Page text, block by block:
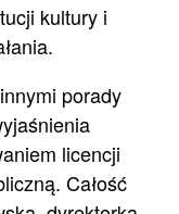
kultury i
porady
licencji
Całość